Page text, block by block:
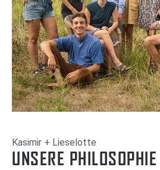
Kasimir + Lieselotte
UNSERE PHILOSOPHIE